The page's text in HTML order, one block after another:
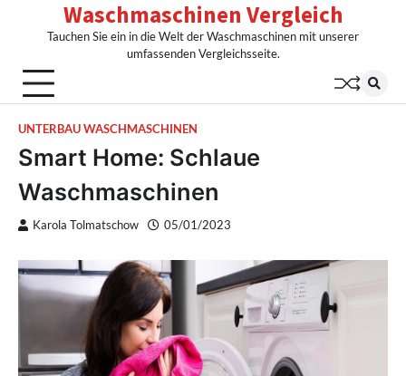
Waschmaschinen Vergleich
Tauchen Sie ein in die Welt der Waschmaschinen mit unserer
umfassenden Vergleichsseite.
UNTERBAU WASCHMASCHINEN
Smart Home: Schlaue
Waschmaschinen
Karola Tolmatschow 05/01/2023